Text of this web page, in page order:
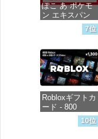
ぽこ あ ポケモ
ン エキスパン
ションパス|オン
ラインコード版
価格：¥4,400
7位
Robloxギフトカ
ード - 800
Robux 【限定バ
ーチャルアイテ
10位